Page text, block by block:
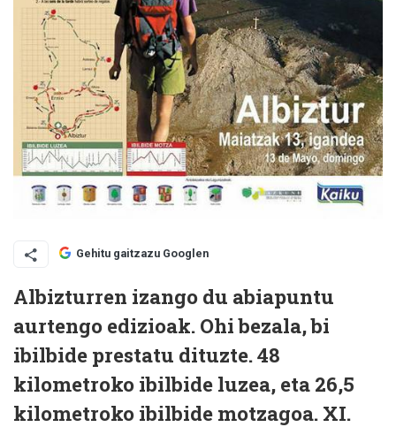
Gehitu gaitzazu Googlen
Albizturren izango du abiapuntu
aurtengo edizioak. Ohi bezala, bi
ibilbide prestatu dituzte. 48
kilometroko ibilbide luzea, eta 26,5
kilometroko ibilbide motzagoa. XI.